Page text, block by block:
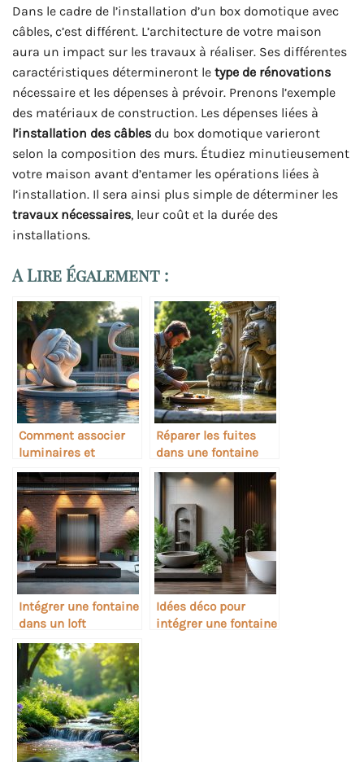
Dans le cadre de l’installation d’un box domotique avec
câbles, c’est différent. L’architecture de votre maison
aura un impact sur les travaux à réaliser. Ses différentes
caractéristiques détermineront le type de rénovations
nécessaire et les dépenses à prévoir. Prenons l’exemple
des matériaux de construction. Les dépenses liées à
l’installation des câbles du box domotique varieront
selon la composition des murs. Étudiez minutieusement
votre maison avant d’entamer les opérations liées à
l’installation. Il sera ainsi plus simple de déterminer les
travaux nécessaires, leur coût et la durée des
installations.
A Lire Également :
Comment associer
luminaires et
sculptures dans une
fontaine
Réparer les fuites
dans une fontaine
artisanale
Intégrer une fontaine
dans un loft
industriel
Idées déco pour
intégrer une fontaine